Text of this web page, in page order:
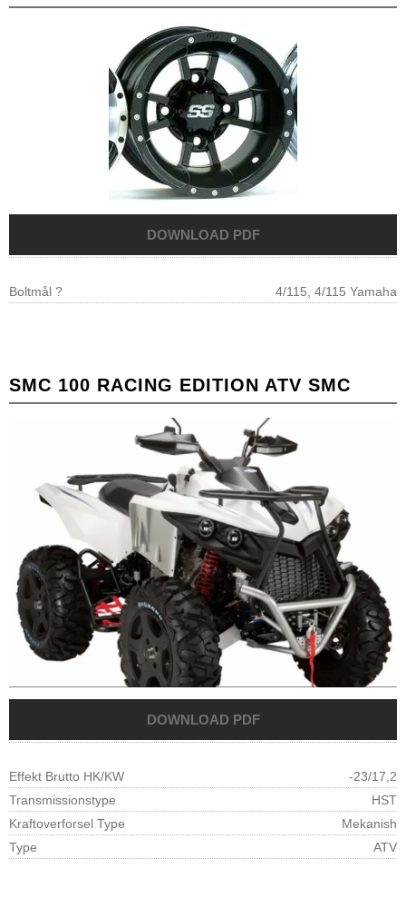
Boltmål ? 4/115, 4/115 Yamaha
SMC 100 RACING EDITION ATV SMC
Effekt Brutto HK/KW
-23/17,2
Transmissionstype
HST
Kraftoverforsel Type
Mekanish
Type
ATV